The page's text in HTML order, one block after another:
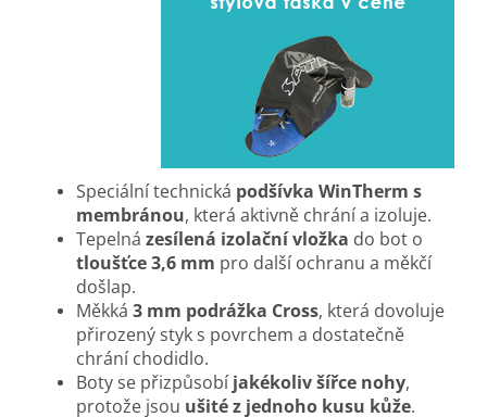
Speciální technická podšívka WinTherm s
membránou, která aktivně chrání a izoluje.
Tepelná zesílená izolační vložka do bot o
tloušťce 3,6 mm pro další ochranu a měkčí
došlap.
Měkká 3 mm podrážka Cross, která dovoluje
přirozený styk s povrchem a dostatečně
chrání chodidlo.
Boty se přizpůsobí jakékoliv šířce nohy,
protože jsou ušité z jednoho kusu kůže.